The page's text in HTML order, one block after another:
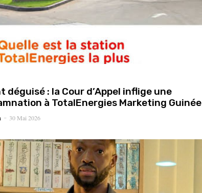
déguisé : la Cour d’Appel inflige une
à TotalEnergies Marketing Guinée
- 30 Mai 2026